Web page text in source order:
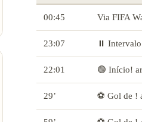
00:45 Via FIFA
23:07 ⏸️
22:01 🟢 Início!
29’ ⚽ Gol de !